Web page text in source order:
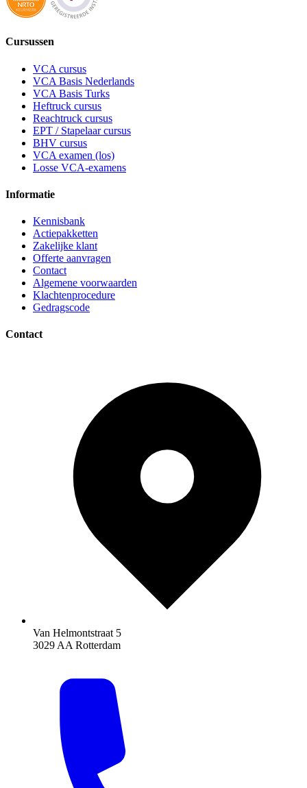
Cursussen
VCA cursus
VCA Basis Nederlands
VCA Basis Turks
Heftruck cursus
Reachtruck cursus
EPT / Stapelaar cursus
BHV cursus
VCA examen (los)
Losse VCA-examens
Informatie
Kennisbank
Actiepakketten
Zakelijke klant
Offerte aanvragen
Contact
Algemene voorwaarden
Klachtenprocedure
Gedragscode
Contact
Van Helmontstraat 5
3029 AA Rotterdam